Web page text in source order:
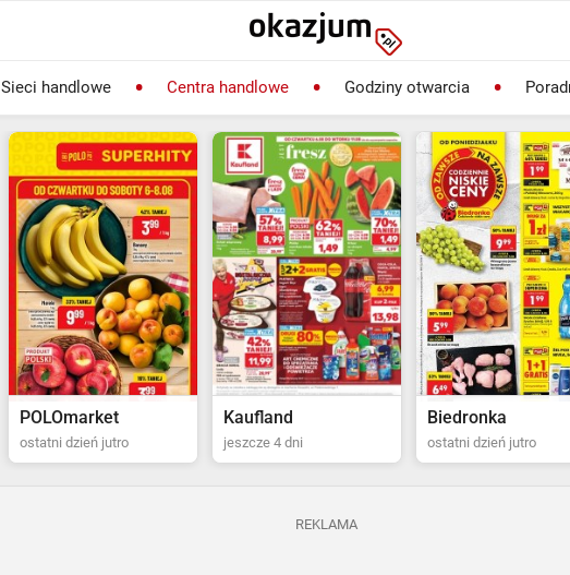
Sieci handlowe Centra handlowe Godziny otwarcia
POLOmarket
ostatni dzień jutro
Kaufland
jeszcze 4 dni
Biedronka
ostatni dzień jutro
REKLAMA